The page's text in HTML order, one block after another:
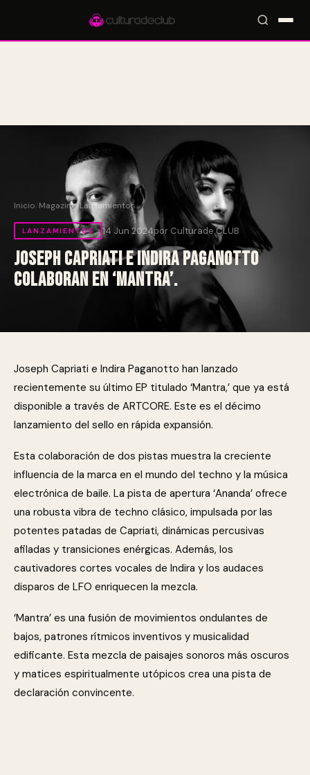
Inicio/Magazine/Lanzamientos
LANZAMIENTOS 14 Jun 2024por Culturade.CLUB
Joseph Capriati e Indira Paganotto
colaboran en ‘Mantra’.
Joseph Capriati e Indira Paganotto han lanzado
recientemente su último EP titulado ‘Mantra,’ que ya está
disponible a través de ARTCORE. Este es el décimo
lanzamiento del sello en rápida expansión.
Esta colaboración de dos pistas muestra la creciente
influencia de la marca en el mundo del techno y la música
electrónica de baile. La pista de apertura ‘Ananda’ ofrece
una robusta vibra de techno clásico, impulsada por las
potentes patadas de Capriati, dinámicas percusivas
afiladas y transiciones enérgicas. Además, los
cautivadores cortes vocales de Indira y los audaces
disparos de LFO enriquecen la mezcla.
‘Mantra’ es una fusión de movimientos ondulantes de
bajos, patrones rítmicos inventivos y musicalidad
edificante. Esta mezcla de paisajes sonoros más oscuros
y matices espiritualmente utópicos crea una pista de
declaración convincente.